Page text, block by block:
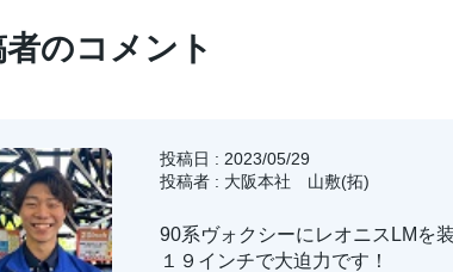
のコメント
投稿日 : 2023/05/29
投稿者 : 大阪本社 山敷(拓)
90系ヴォクシーにレオニスLMを
１９インチで大迫力です！